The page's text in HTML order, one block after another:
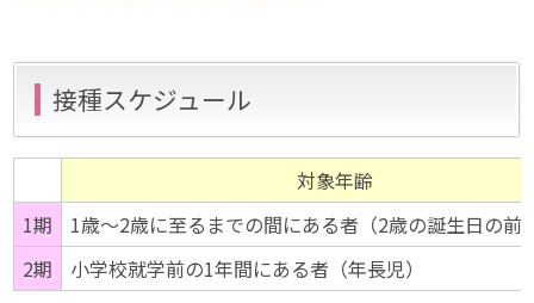
接種スケジュール
対象年齢
1期
1歳〜2歳に至るまでの間にある者（2歳の誕生日の前
2期
小学校就学前の1年間にある者（年長児）